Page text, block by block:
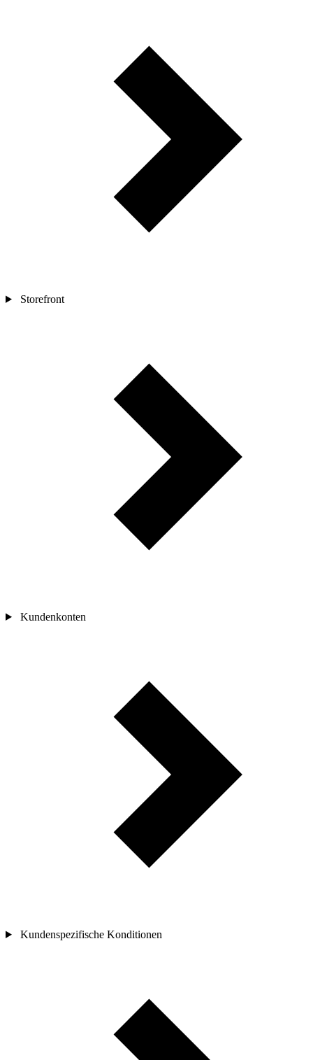
Storefront
Kundenkonten
Kundenspezifische Konditionen